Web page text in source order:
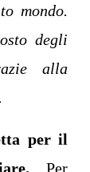
mondo.
degli
alla
per il
Per